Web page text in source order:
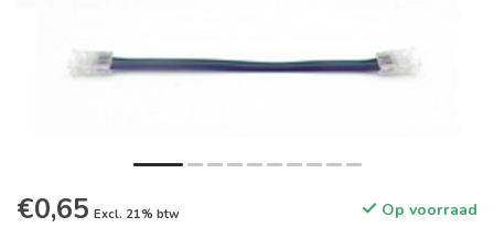
€0,65 Excl. 21% btw Op voorraad